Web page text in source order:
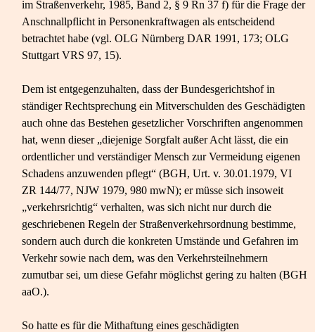
im Straßenverkehr, 1985, Band 2, § 9 Rn 37 f) für die Frage der
Anschnallpflicht in Personenkraftwagen als entscheidend
betrachtet habe (vgl. OLG Nürnberg DAR 1991, 173; OLG
Stuttgart VRS 97, 15).
Dem ist entgegenzuhalten, dass der Bundesgerichtshof in
ständiger Rechtsprechung ein Mitverschulden des Geschädigten
auch ohne das Bestehen gesetzlicher Vorschriften angenommen
hat, wenn dieser „diejenige Sorgfalt außer Acht lässt, die ein
ordentlicher und verständiger Mensch zur Vermeidung eigenen
Schadens anzuwenden pflegt“ (BGH, Urt. v. 30.01.1979, VI
ZR 144/77, NJW 1979, 980 mwN); er müsse sich insoweit
„verkehrsrichtig“ verhalten, was sich nicht nur durch die
geschriebenen Regeln der Straßenverkehrsordnung bestimme,
sondern auch durch die konkreten Umstände und Gefahren im
Verkehr sowie nach dem, was den Verkehrsteilnehmern
zumutbar sei, um diese Gefahr möglichst gering zu halten (BGH
aaO.).
So hatte es für die Mithaftung eines geschädigten